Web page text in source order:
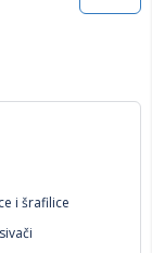
i šrafilice